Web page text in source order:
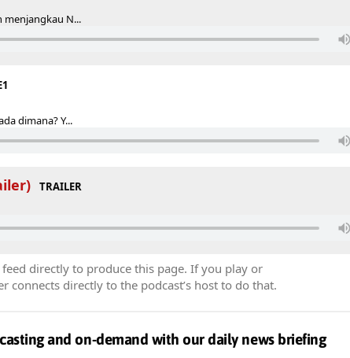
N...
dimana? Y...
TRAILER
feed directly to produce this page. If you play or
directly to the podcast’s host to do that.
and on-demand with our daily news briefing